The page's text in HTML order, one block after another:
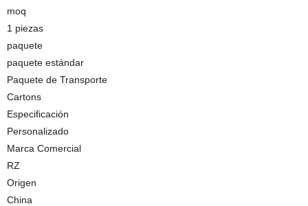
moq
1 piezas
paquete
paquete estándar
Paquete de Transporte
Cartons
Especificación
Personalizado
Marca Comercial
RZ
Origen
China